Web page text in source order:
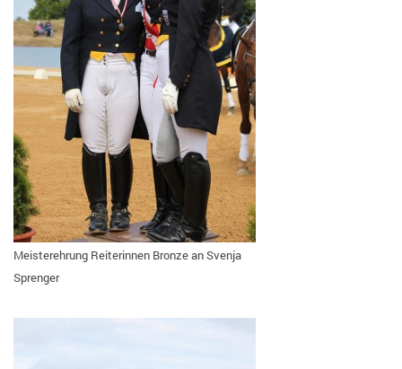
Meisterehrung Reiterinnen Bronze an Svenja
Sprenger